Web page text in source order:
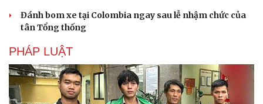
Đánh bom xe tại Colombia ngay sau lễ nhậm chức của
tân Tổng thống
PHÁP LUẬT